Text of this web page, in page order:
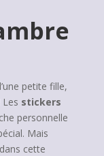
petite fille,
stickers
personnelle
Mais
cette